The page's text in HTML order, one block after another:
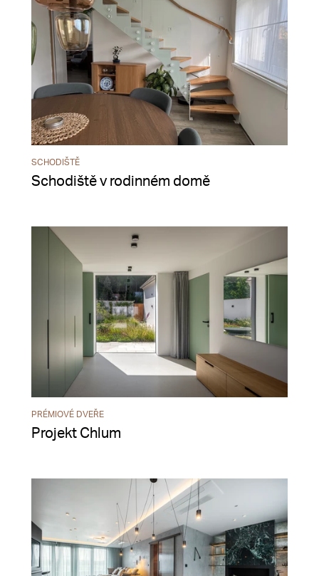
SCHODIŠTĚ
Schodiště v rodinném domě
PRÉMIOVÉ DVEŘE
Projekt Chlum